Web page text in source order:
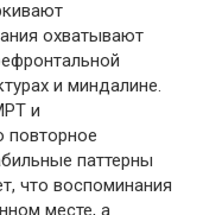
охватывают
и миндалине.
и
повторное
паттерны
что воспоминания
месте, а